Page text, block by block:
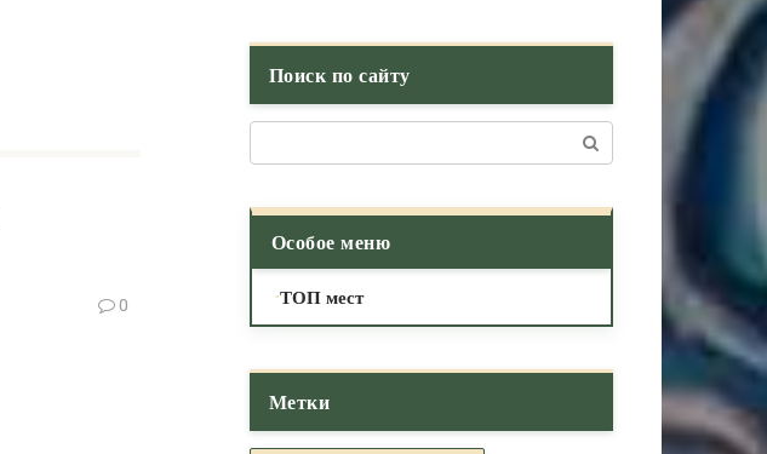
0
Поиск по сайту
Особое меню
ТОП мест
Метки